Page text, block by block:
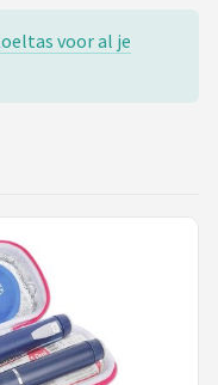
voor al je